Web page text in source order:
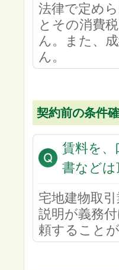
法律で定め
とその消費
ん。また、
ん。
契約前の条件
賃料を
書などは
宅地建物取
説明が義務
頼すること